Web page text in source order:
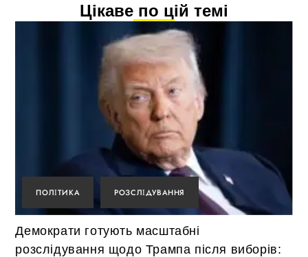
Цікаве по цій темі
ПОЛІТИКА РОЗСЛІДУВАННЯ
Демократи готують масштабні
розслідування щодо Трампа після виборів: